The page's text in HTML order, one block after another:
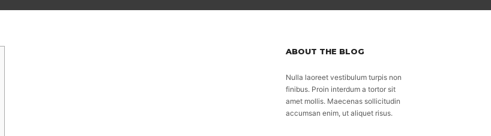
ABOUT THE BLOG
Nulla laoreet vestibulum turpis non
finibus. Proin interdum a tortor sit
amet mollis. Maecenas sollicitudin
accumsan enim, ut aliquet risus.